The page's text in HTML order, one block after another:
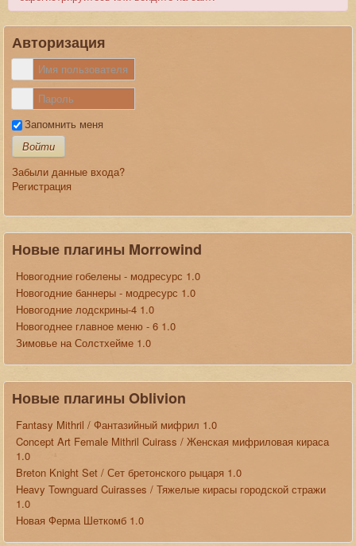
Авторизация
Запомнить меня
Войти
Забыли данные входа?
Регистрация
Новые плагины Morrowind
Новогодние гобелены - модресурс 1.0
Новогодние баннеры - модресурс 1.0
Новогодние лодскрины-4 1.0
Новогоднее главное меню - 6 1.0
Зимовье на Солстхейме 1.0
Новые плагины Oblivion
Fantasy Mithril / Фантазийный мифрил 1.0
Concept Art Female Mithril Cuirass / Женская мифриловая кираса
1.0
Breton Knight Set / Сет бретонского рыцаря 1.0
Heavy Townguard Cuirasses / Тяжелые кирасы городской стражи
1.0
Новая Ферма Шеткомб 1.0